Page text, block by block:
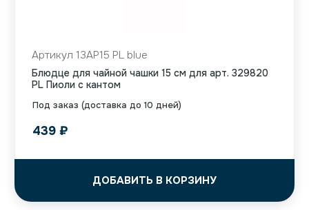
Под заказ (доставка до 10 дней)
Артикул 13AP15 PL blue
Блюдце для чайной чашки 15 см для арт. 329820
PL Пиоли с кантом
439 ₽
ДОБАВИТЬ В КОРЗИНУ